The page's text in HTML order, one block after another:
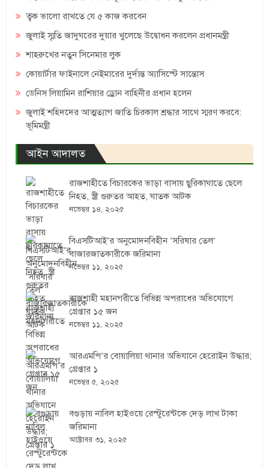
ত্বক ভালো রাখতে যে ৫ কাজ করবেন
জুলাই স্মৃতি জাদুঘরের দুয়ার খুলেছে উদ্বোধন করলেন প্রধানমন্ত্রী
শাহরুখের নতুন সিনেমার লুক
কোয়ার্টার ফাইনালে নেইমারের দুর্দান্ত অ্যাসিস্টে সান্তোস
ডেনিস লিয়ামিন রাশিয়ার ড্রোন বাহিনীর প্রধান হলেন
জুলাই শহিদদের আত্মত্যাগ জাতি চিরকাল শ্রদ্ধার সাথে স্মরণ করবে:
ভূমিমন্ত্রী
আইন আদালত
রাজশাহীতে বিচারকের ভাড়া বাসায় ছুরিকাঘাতে ছেলে
নিহত, স্ত্রী গুরুতর আহত, ঘাতক আটক
নভেম্বর ১৪, ২০২৫
বিএসটিআই’র অনুমোদনবিহীন ‘সরিষার তেল’
বাজারজাতকারীকে জরিমানা
নভেম্বর ১১, ২০২৫
রাজশাহী মহানগরীতে বিভিন্ন অপরাধের অভিযোগে
গ্রেপ্তার ১৫ জন
নভেম্বর ১১, ২০২৫
আরএমপি’র বোয়ালিয়া থানার অভিযানে হেরোইন উদ্ধার;
গ্রেপ্তার ১
নভেম্বর ৫, ২০২৫
বগুড়ায় নাবিল হাইওয়ে রেস্টুরেন্টকে দেড় লাখ টাকা
জরিমানা
অক্টোবর ৩১, ২০২৫